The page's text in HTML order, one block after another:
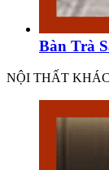
Bàn Trà
NỘI THẤT KHÁC